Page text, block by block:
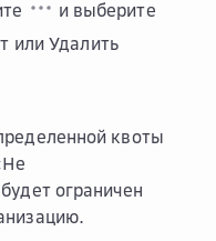
и выберите
или Удалить
квоты
ограничен